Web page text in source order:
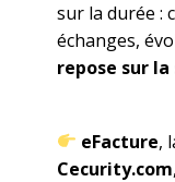
sur la durée :
échanges,
repose sur
eFacture,
Cecurity.com